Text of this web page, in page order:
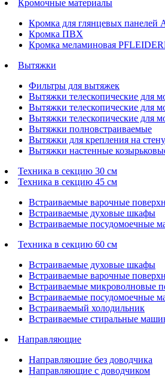
Кромочные материалы
Кромка для глянцевых панелей
Кромка ПВХ
Кромка меламиновая
Вытяжки
Фильтры для вытяжек
Вытяжки телескопические для
Вытяжки телескопические для
Вытяжки телескопические для
Вытяжки полновстраиваемые
Вытяжки для крепления на стену
Вытяжки настенные
Техника в секцию 30 см
Техника в секцию 45 см
Встраиваемые варочные
Встраиваемые духовые шкафы
Встраиваемые посудомоечные
Техника в секцию 60 см
Встраиваемые духовые шкафы
Встраиваемые варочные
Встраиваемые микроволновые
Встраиваемые посудомоечные
Встраиваемый холодильник
Встраиваемые стиральные
Направляющие
Направляющие без доводчика
Направляющие с доводчиком